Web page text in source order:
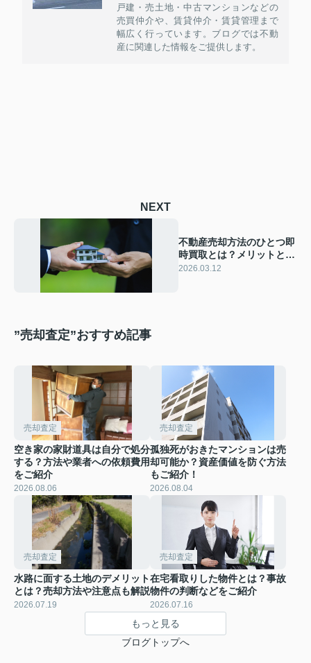
戸建・売土地・中古マンションなどの
売買仲介や、賃貸仲介・賃貸管理まで
幅広く行っています。ブログでは不動
産に関連した情報をご提供します。
NEXT
不動産売却方法のひとつ即
時買取とは？メリットと向
いている方もご紹介
2026.03.12
”売却査定”おすすめ記事
売却査定
空き家の家財道具は自分で処分
する？方法や業者への依頼費用
をご紹介
2026.08.06
売却査定
孤独死がおきたマンションは売
却可能か？資産価値を防ぐ方法
もご紹介！
2026.08.04
売却査定
水路に面する土地のデメリット
とは？売却方法や注意点も解説
2026.07.19
売却査定
在宅看取りした物件とは？事故
物件の判断などをご紹介
2026.07.16
もっと見る
ブログトップへ